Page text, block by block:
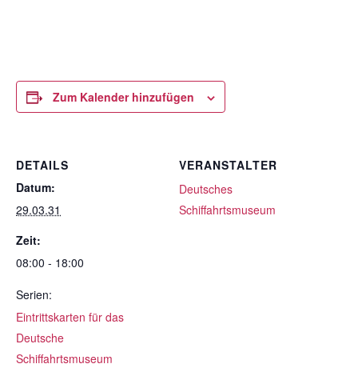
Zum Kalender hinzufügen
DETAILS
Datum:
29.03.31
Zeit:
08:00 - 18:00
Serien:
Eintrittskarten für das
Deutsche
Schiffahrtsmuseum
VERANSTALTER
Deutsches
Schiffahrtsmuseum